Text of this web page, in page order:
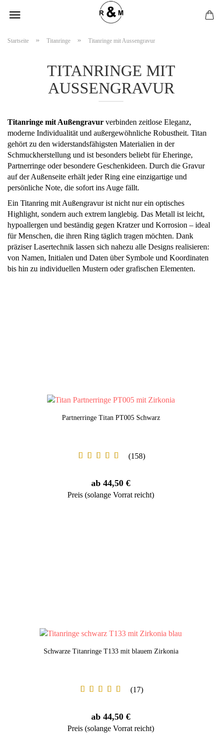
Startseite » Titanringe » Titanringe mit Aussengravur
TITANRINGE MIT
AUSSENGRAVUR
Titanringe mit Außengravur verbinden zeitlose Eleganz,
moderne Individualität und außergewöhnliche Robustheit. Titan
gehört zu den widerstandsfähigsten Materialien in der
Schmuckherstellung und ist besonders beliebt für Eheringe,
Partnerringe oder besondere Geschenkideen. Durch die Gravur
auf der Außenseite erhält jeder Ring eine einzigartige und
persönliche Note, die sofort ins Auge fällt.
Ein Titanring mit Außengravur ist nicht nur ein optisches
Highlight, sondern auch extrem langlebig. Das Metall ist leicht,
hypoallergen und beständig gegen Kratzer und Korrosion – ideal
für Menschen, die ihren Ring täglich tragen möchten. Dank
präziser Lasertechnik lassen sich nahezu alle Designs realisieren:
von Namen, Initialen und Daten über Symbole und Koordinaten
bis hin zu individuellen Mustern oder grafischen Elementen.
Partnerringe Titan PT005 Schwarz
158
ab 44,50 €
Preis (solange Vorrat reicht)
Schwarze Titanringe T133 mit blauem Zirkonia
17
ab 44,50 €
Preis (solange Vorrat reicht)